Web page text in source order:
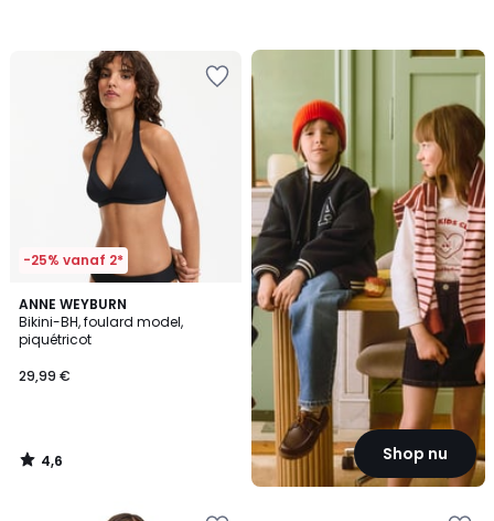
-25% vanaf 2*
ANNE WEYBURN
Bikini-BH, foulard model,
piquétricot
29,99 €
4,6
/ 5
4,6
/
Shop nu
Back
To
...